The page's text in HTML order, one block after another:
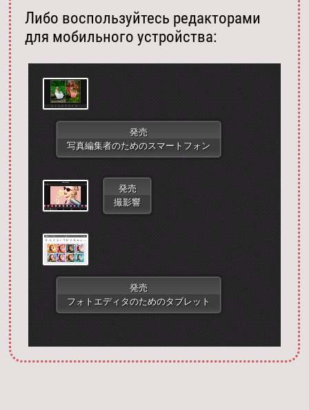
Запустить фотошоп
Либо воспользуйтесь редакторами
для мобильного устройства:
発売
写真編集者のためのスマートフォン
発売
撮影響
発売
フォトエディタのためのタブレット